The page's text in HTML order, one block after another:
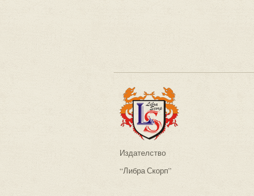
Издателство
“Либра Скорп”